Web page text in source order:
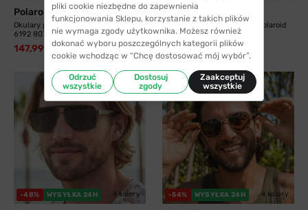
Polaroid
Okulary przeciwsłoneczne Polaroid
6192 807 54...
147,99 zł 197,99 zł
Polaroid
Okulary przeciwsłoneczne Polaroid
1015 DL5 53...
147,99 zł 201,99 zł
-48% WYSYŁKA 24H 4 kolory -54% WYSYŁKA 24H 4 kolory
pliki cookie niezbędne do zapewnienia
funkcjonowania Sklepu, korzystanie z takich plików
nie wymaga zgody użytkownika. Możesz również
dokonać wyboru poszczególnych kategorii plików
cookie wchodząc w “Chcę dostosować mój wybór”.
Odrzuć
wszystkie
Dostosuj
zgody
Zaakceptuj
wszystkie